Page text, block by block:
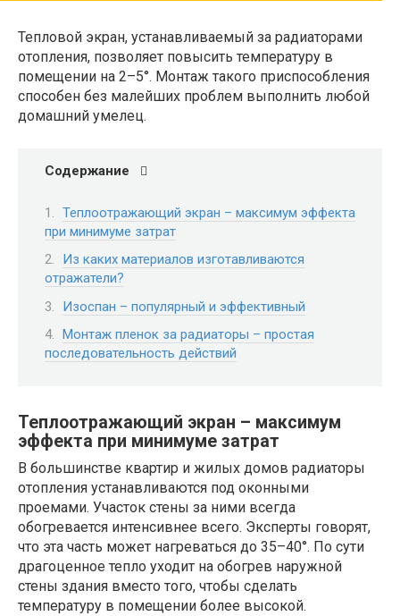
Тепловой экран, устанавливаемый за радиаторами
отопления, позволяет повысить температуру в
помещении на 2–5°. Монтаж такого приспособления
способен без малейших проблем выполнить любой
домашний умелец.
Содержание
Теплоотражающий экран – максимум эффекта
при минимуме затрат
Из каких материалов изготавливаются
отражатели?
Изоспан – популярный и эффективный
Монтаж пленок за радиаторы – простая
последовательность действий
Теплоотражающий экран – максимум
эффекта при минимуме затрат
В большинстве квартир и жилых домов радиаторы
отопления устанавливаются под оконными
проемами. Участок стены за ними всегда
обогревается интенсивнее всего. Эксперты говорят,
что эта часть может нагреваться до 35–40°. По сути
драгоценное тепло уходит на обогрев наружной
стены здания вместо того, чтобы сделать
температуру в помещении более высокой.